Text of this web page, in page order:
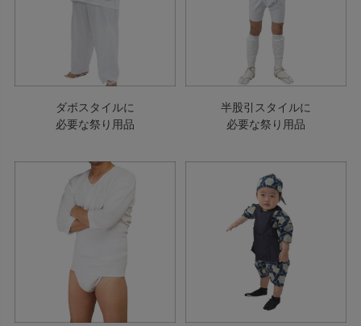
ダボスタイルに
必要な祭り用品
半股引スタイルに
必要な祭り用品